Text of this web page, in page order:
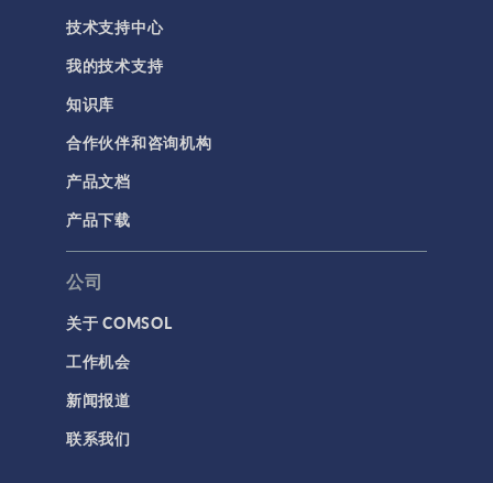
技术支持中心
我的技术支持
知识库
合作伙伴和咨询机构
产品文档
产品下载
公司
关于 COMSOL
工作机会
新闻报道
联系我们